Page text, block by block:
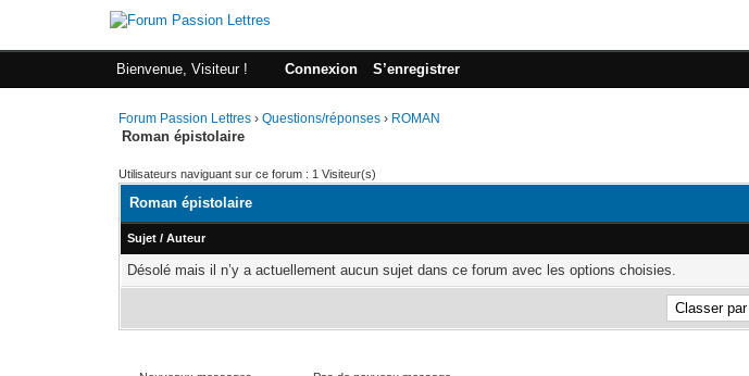
Bienvenue, Visiteur ! Connexion S’enregistrer
Forum Passion Lettres ›Questions/réponses › ROMAN
Roman épistolaire
Utilisateurs naviguant sur ce forum : 1 Visiteur(s)
Roman épistolaire
Sujet /Auteur
Désolé mais il n’y a actuellement aucun sujet dans ce forum avec les options choisies.